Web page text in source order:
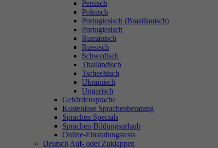
Persisch
Polnisch
Portugiesisch (Brasilianisch)
Portugiesisch
Rumänisch
Russisch
Schwedisch
Thailändisch
Tschechisch
Ukrainisch
Ungarisch
Gebärdensprache
Kostenlose Sprachenberatung
Sprachen Specials
Sprachen-Bildungsurlaub
Online-Einstufungstests
Deutsch Auf- oder Zuklappen